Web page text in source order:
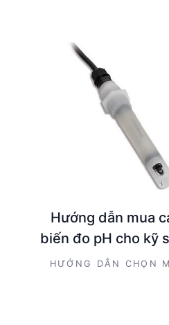
Hướng dẫn mua
biến đo pH cho kỹ
nhà quản lý kỹ
HƯỚNG DẪN CHỌN